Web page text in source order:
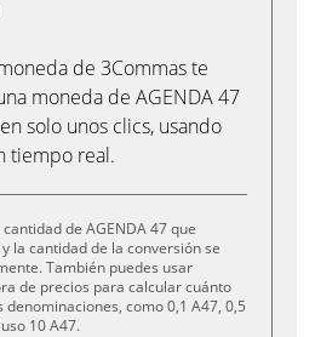
de 3Commas te
moneda de AGENDA 47
solo unos clics, usando
tiempo real.
de AGENDA 47 que
la cantidad de la conversión se
También puedes usar
de precios para calcular cuánto
como 0,1 A47, 0,5
10 A47.